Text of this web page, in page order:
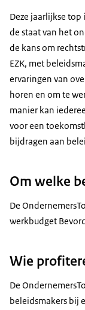
Deze jaarlijkse
de staat van het
de kans om
EZK, met
ervaringen van
horen en om te
manier kan
voor een
bijdragen aan
Om welke
De
werkbudget
Wie
De
beleidsmakers bij